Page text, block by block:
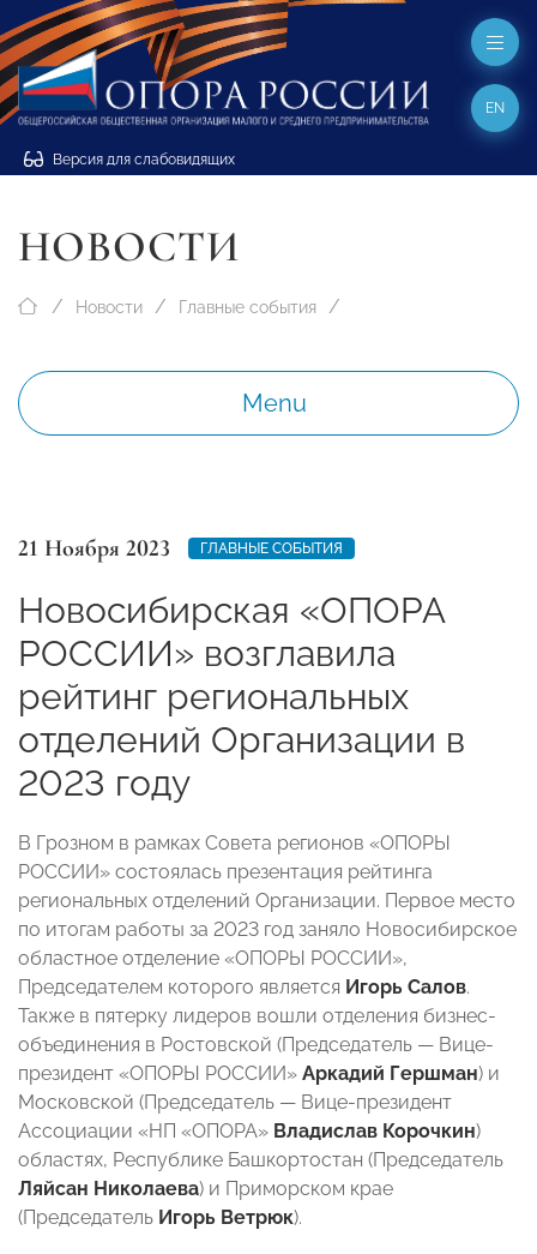
Версия для слабовидящих
EN
НОВОСТИ
Новости Главные события
Menu
21 Ноября 2023 ГЛАВНЫЕ СОБЫТИЯ
Новосибирская «ОПОРА
РОССИИ» возглавила
рейтинг региональных
отделений Организации в
2023 году
В Грозном в рамках Совета регионов «ОПОРЫ
РОССИИ» состоялась презентация рейтинга
региональных отделений Организации. Первое место
по итогам работы за 2023 год заняло Новосибирское
областное отделение «ОПОРЫ РОССИИ»,
Председателем которого является Игорь Салов.
Также в пятерку лидеров вошли отделения бизнес-
объединения в Ростовской (Председатель — Вице-
президент «ОПОРЫ РОССИИ» Аркадий Гершман) и
Московской (Председатель — Вице-президент
Ассоциации «НП «ОПОРА» Владислав Корочкин)
областях, Республике Башкортостан (Председатель
Ляйсан Николаева) и Приморском крае
(Председатель Игорь Ветрюк).